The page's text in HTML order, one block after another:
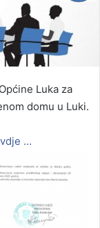
Luka za
domu u Luki.
…